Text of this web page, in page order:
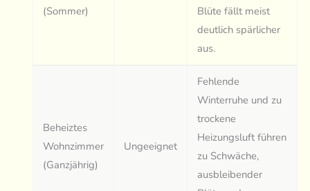
(Sommer)
Blüte fällt meist
deutlich spärlicher
aus.
Beheiztes
Wohnzimmer
(Ganzjährig)
Ungeeignet
Fehlende
Winterruhe und zu
trockene
Heizungsluft führen
zu Schwäche,
ausbleibender